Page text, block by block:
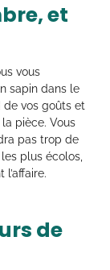
et
vous
sapin dans le
de vos goûts et
pièce. Vous
pas trop de
plus écolos,
de